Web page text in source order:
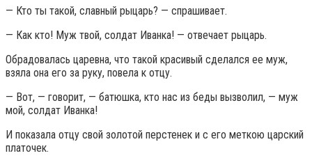
— Кто ты такой, славный рыцарь? — спрашивает.
— Как кто! Муж твой, солдат Иванка! — отвечает рыцарь.
Обрадовалась царевна, что такой красивый сделался ее муж,
взяла она его за руку, повела к отцу.
— Вот, — говорит, — батюшка, кто нас из беды вызволил, — муж
мой, солдат Иванка!
И показала отцу свой золотой перстенек и с его меткою царский
платочек.